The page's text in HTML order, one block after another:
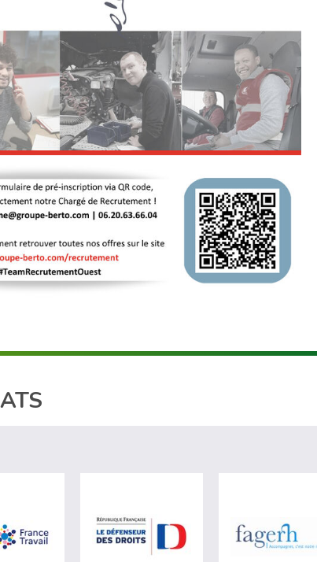
(nouvelle fenêtre)
visiter les site de France Travail (nouvelle fenêtre)
visiter les site de